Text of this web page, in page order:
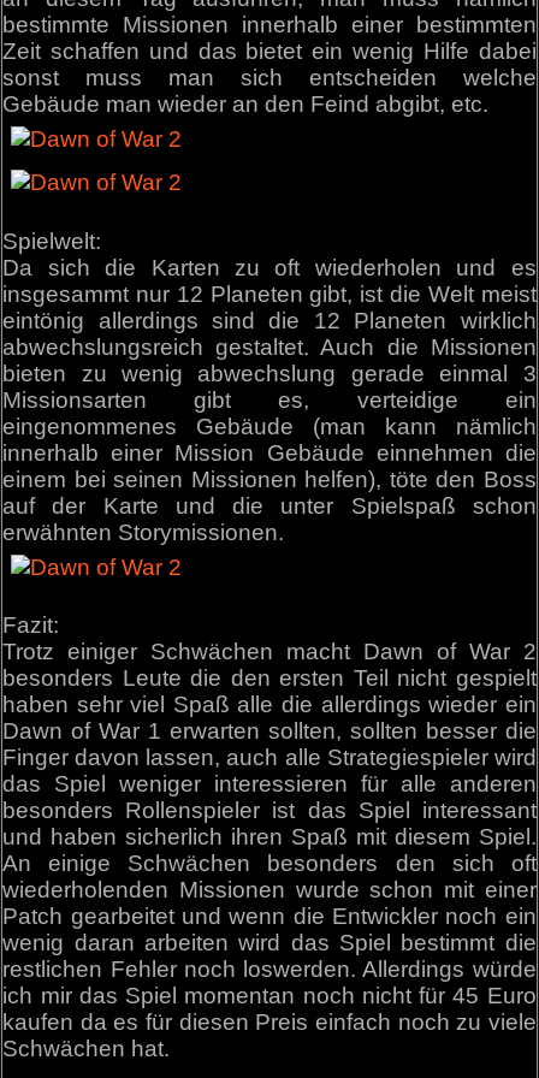
bestimmte Missionen innerhalb einer bestimmten
Zeit schaffen und das bietet ein wenig Hilfe dabei
sonst muss man sich entscheiden welche
Gebäude man wieder an den Feind abgibt, etc.
Spielwelt:
Da sich die Karten zu oft wiederholen und es
insgesammt nur 12 Planeten gibt, ist die Welt meist
eintönig allerdings sind die 12 Planeten wirklich
abwechslungsreich gestaltet. Auch die Missionen
bieten zu wenig abwechslung gerade einmal 3
Missionsarten gibt es, verteidige ein
eingenommenes Gebäude (man kann nämlich
innerhalb einer Mission Gebäude einnehmen die
einem bei seinen Missionen helfen), töte den Boss
auf der Karte und die unter Spielspaß schon
erwähnten Storymissionen.
Fazit:
Trotz einiger Schwächen macht Dawn of War 2
besonders Leute die den ersten Teil nicht gespielt
haben sehr viel Spaß alle die allerdings wieder ein
Dawn of War 1 erwarten sollten, sollten besser die
Finger davon lassen, auch alle Strategiespieler wird
das Spiel weniger interessieren für alle anderen
besonders Rollenspieler ist das Spiel interessant
und haben sicherlich ihren Spaß mit diesem Spiel.
An einige Schwächen besonders den sich oft
wiederholenden Missionen wurde schon mit einer
Patch gearbeitet und wenn die Entwickler noch ein
wenig daran arbeiten wird das Spiel bestimmt die
restlichen Fehler noch loswerden. Allerdings würde
ich mir das Spiel momentan noch nicht für 45 Euro
kaufen da es für diesen Preis einfach noch zu viele
Schwächen hat.